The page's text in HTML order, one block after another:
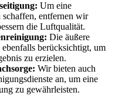
Um eine
schaffen, entfernen wir
die Luftqualität.
Die äußere
berücksichtigt, um
zu erzielen.
Wir bieten auch
an, um eine
zu gewährleisten.